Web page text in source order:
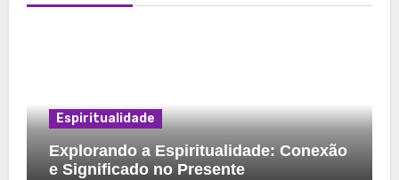
Espiritualidade
Explorando a Espiritualidade: Conexão
e Significado no Presente